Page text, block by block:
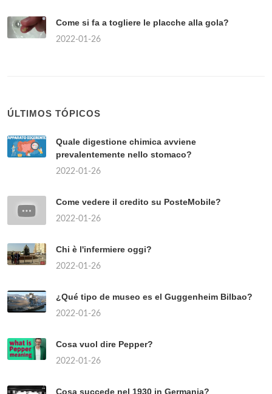
Come si fa a togliere le placche alla gola?
2022-01-26
ÚLTIMOS TÓPICOS
Quale digestione chimica avviene
prevalentemente nello stomaco?
2022-01-26
Come vedere il credito su PosteMobile?
2022-01-26
Chi è l'infermiere oggi?
2022-01-26
¿Qué tipo de museo es el Guggenheim Bilbao?
2022-01-26
Cosa vuol dire Pepper?
2022-01-26
Cosa succede nel 1930 in Germania?